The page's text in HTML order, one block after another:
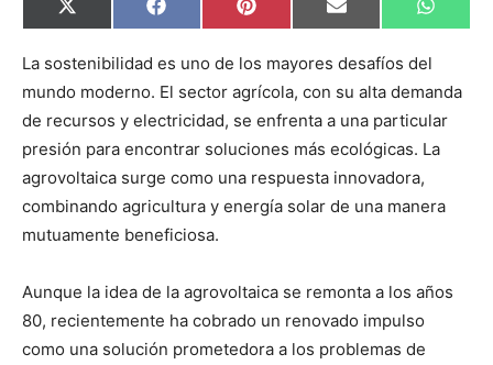
C
o
p
r
i
r
e
n
X
(
w
t
e
r
)
C
o
p
r
t
i
r
e
n
F
a
e
o
o
k
C
o
p
r
i
r
e
n
P
i
t
r
e
s
t
C
o
p
r
i
r
e
n
E
m
i
C
o
r
i
r
e
W
h
A
p
p
La sostenibilidad es uno de los mayores desafíos del
mundo moderno. El sector agrícola, con su alta demanda
de recursos y electricidad, se enfrenta a una particular
presión para encontrar soluciones más ecológicas. La
agrovoltaica surge como una respuesta innovadora,
combinando agricultura y energía solar de una manera
mutuamente beneficiosa.
Aunque la idea de la agrovoltaica se remonta a los años
80, recientemente ha cobrado un renovado impulso
como una solución prometedora a los problemas de